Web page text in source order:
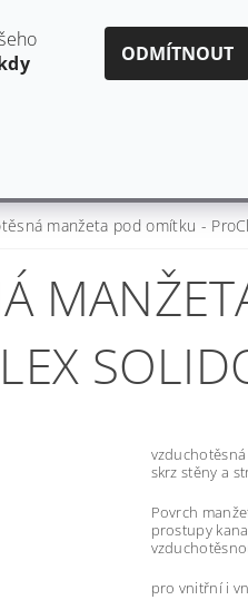
obchod@estaf.cz
manžeta pod omítku -
skrz stěny a
Povrch
prostupy
pro vnitřní i
ODMÍTNOUT